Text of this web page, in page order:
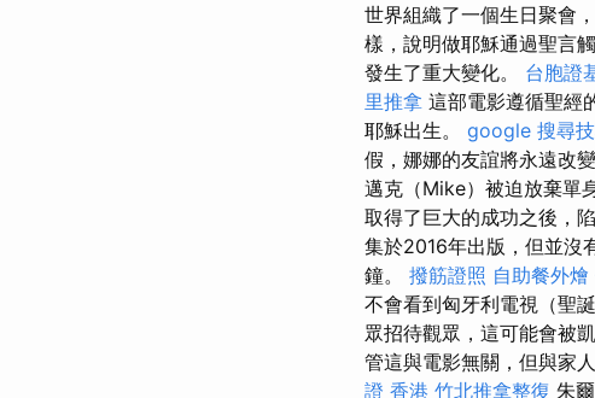
世界組織了一個生日聚會
樣，說明做耶穌通過聖言
發生了重大變化。 台胞證
里推拿 這部電影遵循聖經
耶穌出生。 google 搜尋
假，娜娜的友誼將永遠改
邁克（Mike）被迫放棄單
取得了巨大的成功之後，
集於2016年出版，但並沒
鐘。 撥筋證照 自助餐外燴
不會看到匈牙利電視（聖
眾招待觀眾，這可能會被
管這與電影無關，但與家
證 香港 竹北推拿整復 朱